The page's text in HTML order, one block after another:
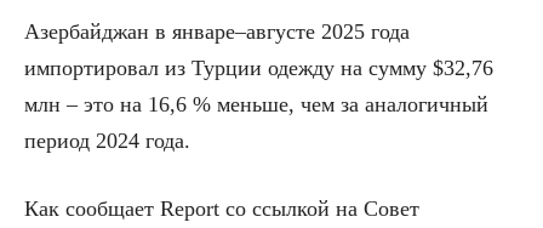
Азербайджан в январе–августе 2025 года
импортировал из Турции одежду на сумму $32,76
млн – это на 16,6 % меньше, чем за аналогичный
период 2024 года.
Как сообщает Report со ссылкой на Совет